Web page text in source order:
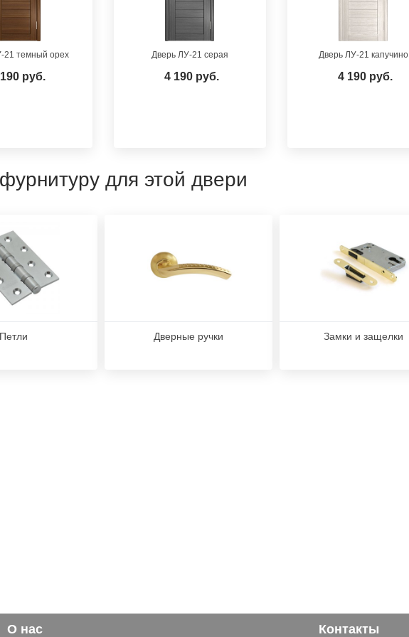
21 темный орех
руб.
Дверь ЛУ-21 серая
4 190 руб.
Дверь ЛУ-21 капучино
4 190 руб.
для этой двери
Петли Дверные ручки Замки и защелки
О нас Контакты